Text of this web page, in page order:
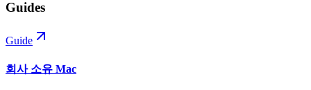
Guides
Guide
회사 소유 Mac